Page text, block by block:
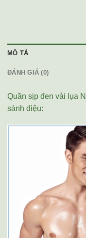
MÔ TẢ
ĐÁNH GIÁ (0)
Quần sịp đen vải lụa
sành điệu: